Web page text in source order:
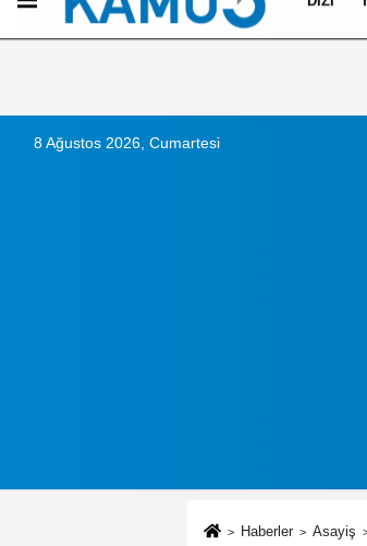
İletişim Çerez Politikası
8 Ağustos 2026, Cumartesi
Haberler Asayiş